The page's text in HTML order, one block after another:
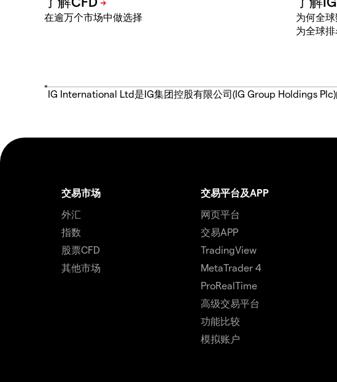
在逾万个市场中做选择
为何全
为全球
*
IG International Ltd是IG集团控股有限公司(IG Group Holdings
交易市场
外汇
指数
股票CFD
其他市场
交易平台及APP
网页平台
交易APP
TradingView
MetaTrader 4
ProRealTime
高级交易平台
功能比较
模拟账户